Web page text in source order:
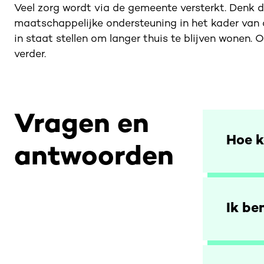
Veel zorg wordt via de gemeente versterkt. Denk
maatschappelijke ondersteuning in het kader van
in staat stellen om langer thuis te blijven wonen.
verder.
Vragen en
antwoorden
Hoe
Ik